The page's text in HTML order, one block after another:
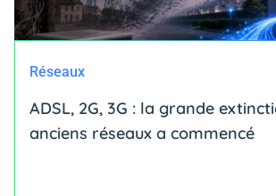
Réseaux
ADSL, 2G, 3G : la grande
anciens réseaux a commencé